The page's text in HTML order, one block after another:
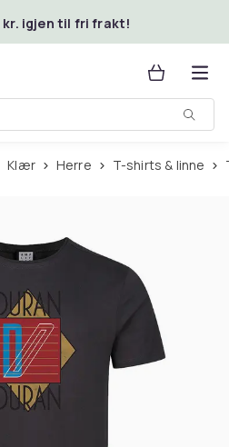
kr. igjen til fri frakt!
Klær Herre T-shirts & linne